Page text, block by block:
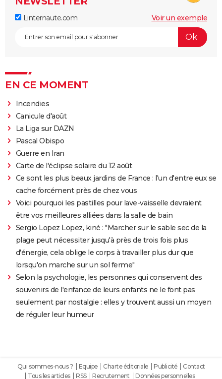
Linternaute.com Voir un exemple
EN CE MOMENT
Incendies
Canicule d'août
La Liga sur DAZN
Pascal Obispo
Guerre en Iran
Carte de l'éclipse solaire du 12 août
Ce sont les plus beaux jardins de France : l'un d'entre eux se
cache forcément près de chez vous
Voici pourquoi les pastilles pour lave-vaisselle devraient
être vos meilleures alliées dans la salle de bain
Sergio Lopez Lopez, kiné : "Marcher sur le sable sec de la
plage peut nécessiter jusqu'à près de trois fois plus
d'énergie, cela oblige le corps à travailler plus dur que
lorsqu'on marche sur un sol ferme"
Selon la psychologie, les personnes qui conservent des
souvenirs de l'enfance de leurs enfants ne le font pas
seulement par nostalgie : elles y trouvent aussi un moyen
de réguler leur humeur
Qui sommes-nous ? Equipe Charte éditoriale Publicité
Contact
Tous les articles
RSS Recrutement Données personnelles